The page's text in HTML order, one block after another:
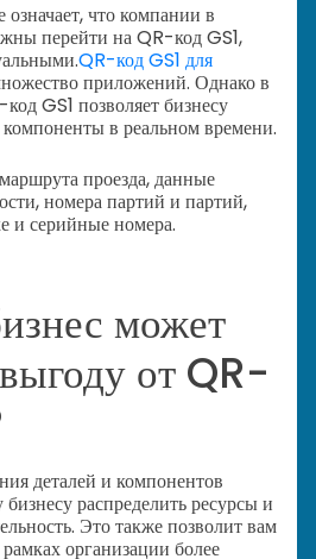
что компании в
перейти на QR-код GS1,
QR-код GS1 для
приложений. Однако в
GS1 позволяет бизнесу
в реальном времени.
проезда, данные
номера партий и партий,
и серийные номера.
может
от QR-
деталей и компонентов
распределить ресурсы и
Это также позволит вам
организации более